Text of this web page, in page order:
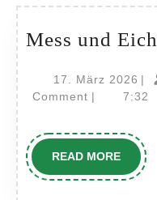
Mess und
17. März 2026 17.
|
Comment | 7:32
READ MOREREAD
MORE